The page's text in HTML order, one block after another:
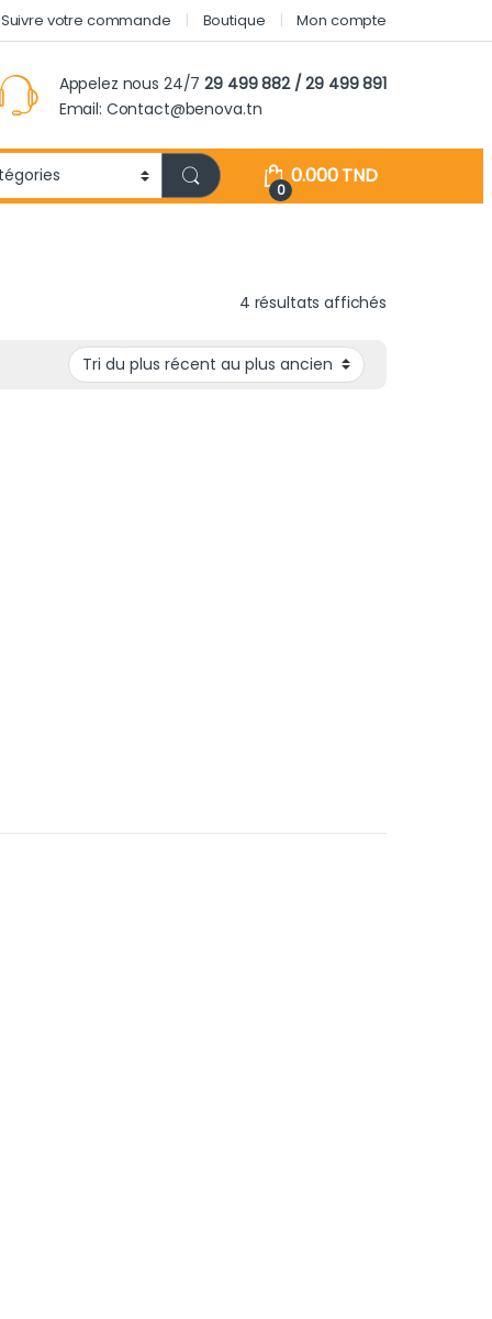
Suivre votre commande Boutique Mon compte
Appelez nous 24/729 499 882 / 29 499 891
Email: Contact@benova.tn
0
0.000TND
4 résultats affichés